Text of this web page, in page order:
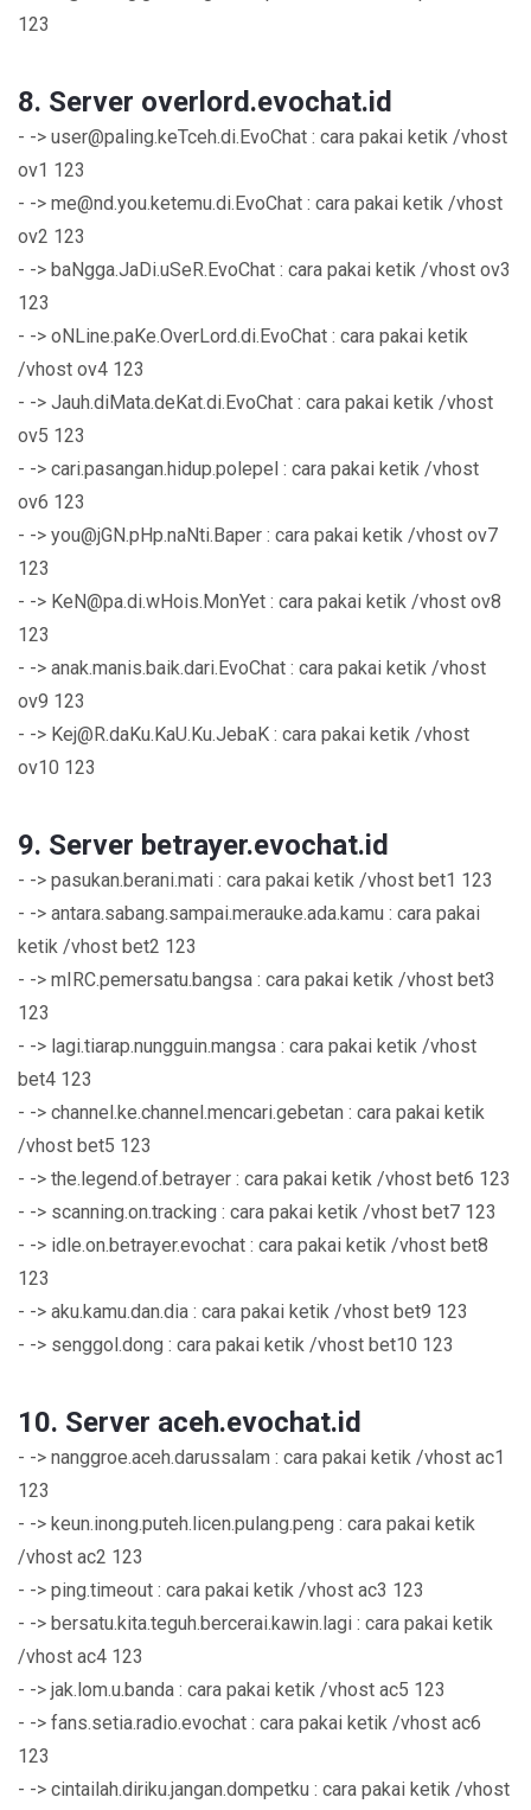
123
8. Server overlord.evochat.id
- -> user@paling.keTceh.di.EvoChat : cara pakai ketik /vhost
ov1 123
- -> me@nd.you.ketemu.di.EvoChat : cara pakai ketik /vhost
ov2 123
- -> baNgga.JaDi.uSeR.EvoChat : cara pakai ketik /vhost ov3
123
- -> oNLine.paKe.OverLord.di.EvoChat : cara pakai ketik
/vhost ov4 123
- -> Jauh.diMata.deKat.di.EvoChat : cara pakai ketik /vhost
ov5 123
- -> cari.pasangan.hidup.polepel : cara pakai ketik /vhost
ov6 123
- -> you@jGN.pHp.naNti.Baper : cara pakai ketik /vhost ov7
123
- -> KeN@pa.di.wHois.MonYet : cara pakai ketik /vhost ov8
123
- -> anak.manis.baik.dari.EvoChat : cara pakai ketik /vhost
ov9 123
- -> Kej@R.daKu.KaU.Ku.JebaK : cara pakai ketik /vhost
ov10 123
9. Server betrayer.evochat.id
- -> pasukan.berani.mati : cara pakai ketik /vhost bet1 123
- -> antara.sabang.sampai.merauke.ada.kamu : cara pakai
ketik /vhost bet2 123
- -> mIRC.pemersatu.bangsa : cara pakai ketik /vhost bet3
123
- -> lagi.tiarap.nungguin.mangsa : cara pakai ketik /vhost
bet4 123
- -> channel.ke.channel.mencari.gebetan : cara pakai ketik
/vhost bet5 123
- -> the.legend.of.betrayer : cara pakai ketik /vhost bet6 123
- -> scanning.on.tracking : cara pakai ketik /vhost bet7 123
- -> idle.on.betrayer.evochat : cara pakai ketik /vhost bet8
123
- -> aku.kamu.dan.dia : cara pakai ketik /vhost bet9 123
- -> senggol.dong : cara pakai ketik /vhost bet10 123
10. Server aceh.evochat.id
- -> nanggroe.aceh.darussalam : cara pakai ketik /vhost ac1
123
- -> keun.inong.puteh.licen.pulang.peng : cara pakai ketik
/vhost ac2 123
- -> ping.timeout : cara pakai ketik /vhost ac3 123
- -> bersatu.kita.teguh.bercerai.kawin.lagi : cara pakai ketik
/vhost ac4 123
- -> jak.lom.u.banda : cara pakai ketik /vhost ac5 123
- -> fans.setia.radio.evochat : cara pakai ketik /vhost ac6
123
- -> cintailah.diriku.jangan.dompetku : cara pakai ketik /vhost